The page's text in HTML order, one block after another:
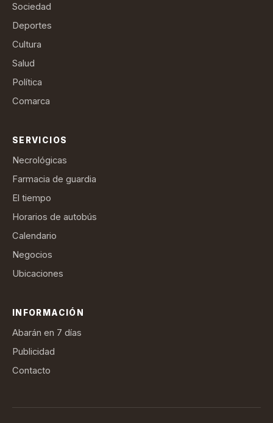
Sociedad
Deportes
Cultura
Salud
Política
Comarca
SERVICIOS
Necrológicas
Farmacia de guardia
El tiempo
Horarios de autobús
Calendario
Negocios
Ubicaciones
INFORMACIÓN
Abarán en 7 días
Publicidad
Contacto